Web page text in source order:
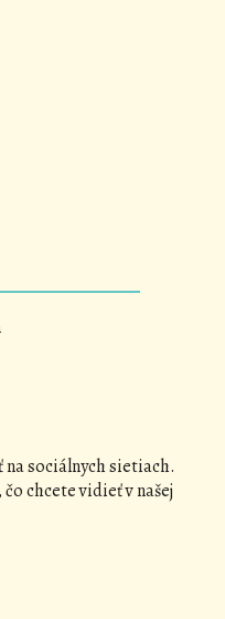
na sociálnych sietiach.
chcete vidieť v našej